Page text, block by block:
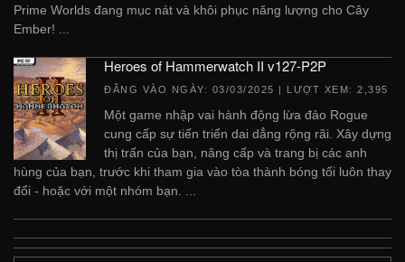
Prime Worlds đang mục nát và khôi phục năng lượng cho Cây
Ember! ...
Heroes of Hammerwatch II v127-P2P
ĐĂNG VÀO NGÀY: 03/03/2025 | LƯỢT XEM: 2,395
Một game nhập vai hành động lừa đảo Rogue
cung cấp sự tiến triển dai dẳng rộng rãi. Xây dựng
thị trấn của bạn, nâng cấp và trang bị các anh
hùng của bạn, trước khi tham gia vào tòa thành bóng tối luôn thay
đổi - hoặc với một nhóm bạn. ...